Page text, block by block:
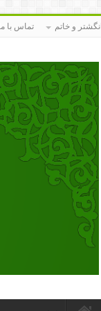
انگشتر و خاتم تماس با